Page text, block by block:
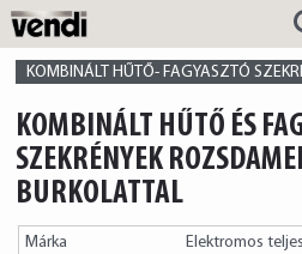
VENDI
HUNGÁRIA
KOMBINÁLT HŰTŐ- FAGYASZTÓ
KOMBINÁLT HŰTŐ ÉS
SZEKRÉNYEK
BURKOLATTAL
Márka Elektromos